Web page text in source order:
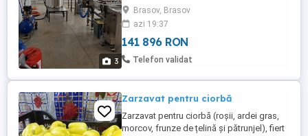
3
AUTOMATĂ FAGURI REZERVOR PENTRU
TOPIREA CERII 140 LITRI PLATFORMĂ
PENTRU REZERVOR, MASĂ HIDRAULICĂ
REZERVOR PENTRU STERILIZAREA CERII
140 LITRI PREȚ: 27 000 EURO Se
Brasov, Brasov
azi 19:37
141 896 RON
Telefon validat
Zarzavat pentru ciorbă
Zarzavat pentru ciorbă (roșii, ardei gras,
morcov, frunze de țelină și pătrunjel), fiert